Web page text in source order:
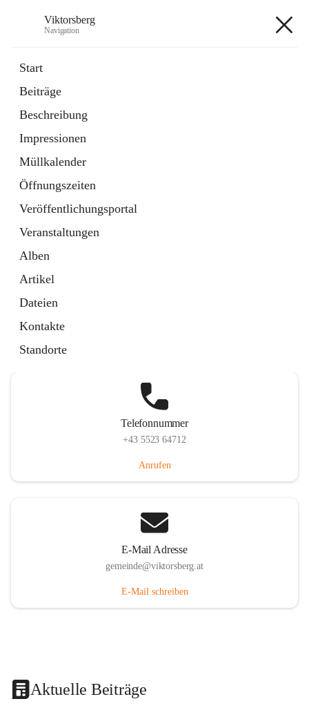
Viktorsberg
Navigation
Start
Beiträge
Beschreibung
Impressionen
Müllkalender
Öffnungszeiten
Veröffentlichungsportal
Veranstaltungen
Alben
Artikel
Dateien
Kontakte
Standorte
1 Schnellzugriff
Bürgerservice
10 Schnellzugriffe
Telefonnummer
+43 5523 64712
Anrufen
E-Mail Adresse
gemeinde@viktorsberg.at
E-Mail schreiben
Aktuelle Beiträge